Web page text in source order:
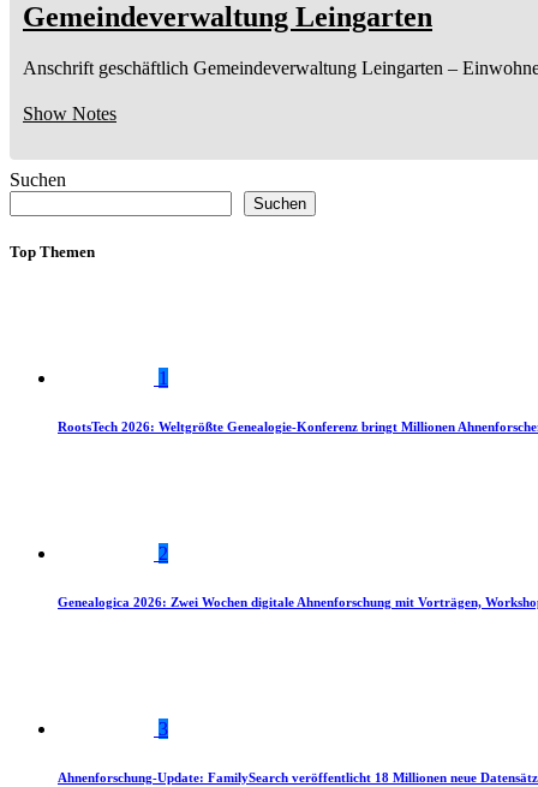
Gemeindeverwaltung Leingarten
Anschrift geschäftlich Gemeindeverwaltung Leingarten –
Show Notes
Suchen
Suchen
Top Themen
1
RootsTech 2026: Weltgrößte Genealogie-Konferenz bringt Millionen
2
Genealogica 2026: Zwei Wochen digitale Ahnenforschung mit Vorträgen,
3
Ahnenforschung-Update: FamilySearch veröffentlicht 18 Millionen neue